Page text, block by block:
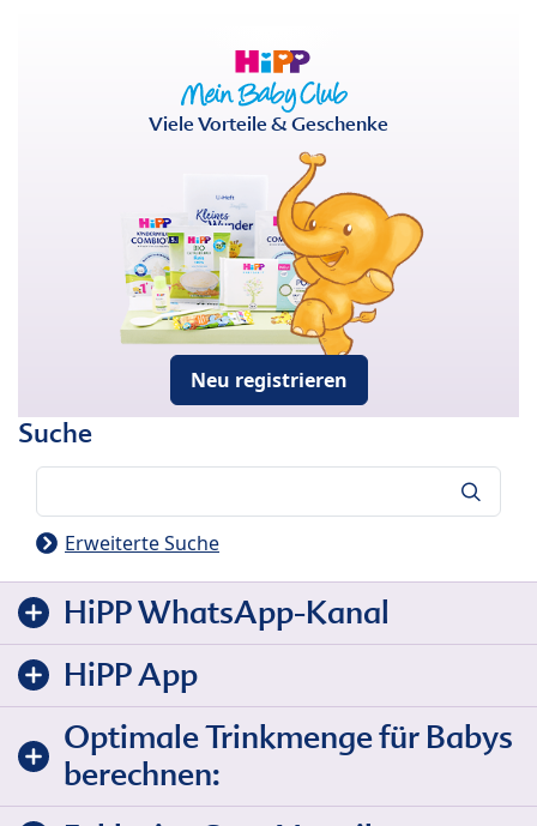
Viele Vorteile & Geschenke
Neu registrieren
Suche
Erweiterte Suche
HiPP WhatsApp-Kanal
HiPP App
Optimale Trinkmenge für Babys
berechnen: